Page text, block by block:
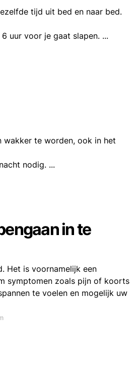
tijd uit bed en naar bed.
uur voor je gaat slapen. ...
wakker te worden, ook in het
nodig. ...
in te
Het is voornamelijk een
symptomen zoals pijn of koorts
te voelen en mogelijk uw